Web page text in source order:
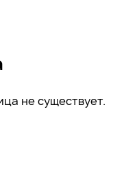
не существует.